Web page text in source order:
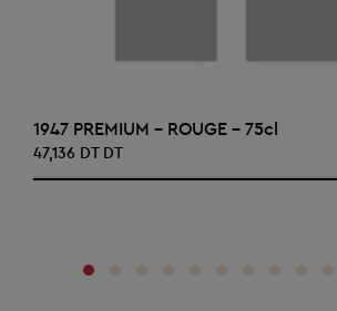
AJOUTER AU PANIER
1947 PREMIUM - ROUGE - 75cl
47,136 DT DT